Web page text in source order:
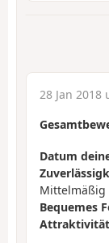
28 Jan 2018
Datum
Mittelmäßig
Bequemes